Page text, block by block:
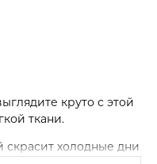
круто с этой
ткани.
скрасит холодные дни